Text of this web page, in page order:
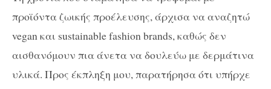
προϊόντα ζωικής προέλευσης, άρχισα να αναζητώ
vegan και sustainable fashion brands, καθώς δεν
αισθανόμουν πια άνετα να δουλεύω με δερμάτινα
υλικά. Προς έκπληξη μου, παρατήρησα ότι υπήρχε